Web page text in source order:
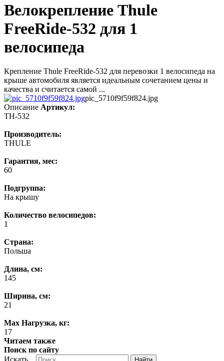
Велокрепление Thule
FreeRide-532 для 1
велосипеда
Крепление Thule FreeRide-532 для перевозки 1 велосипеда на
крыше автомобиля является идеальным сочетанием цены и
качества и считается самой ...
pic_5710f9f59f824.jpg
Описание Артикул:
TH-532
Производитель:
THULE
Гарантия, мес:
60
Подгруппа:
На крышу
Количество велосипедов:
1
Страна:
Польша
Длина, см:
145
Ширина, см:
21
Max Нагрузка, кг:
17
Читаем также
Поиск по сайту